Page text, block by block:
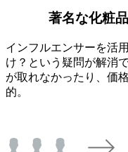
著名な化粧
インフルエンサーを活
け？という疑問が解消
が取れなかったり、価
的。